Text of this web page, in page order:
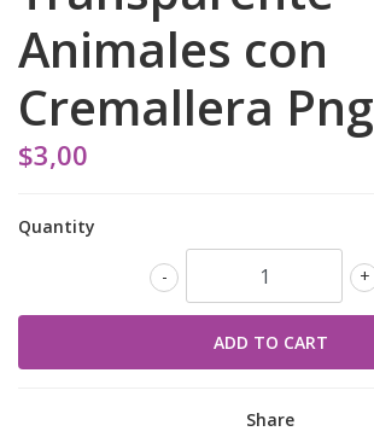
Animales con
Cremallera Png
$3,00
Quantity
+
-
Share